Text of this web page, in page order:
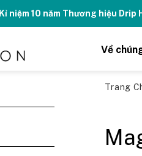
Kỉ niệm 10 năm Thương hiệu
Về
Trang